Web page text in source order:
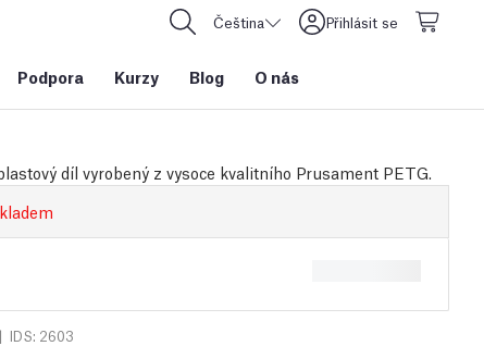
Čeština Přihlásit se
Podpora Kurzy Blog O nás
díl vyrobený z vysoce kvalitního Prusament PETG.
| IDS: 2603